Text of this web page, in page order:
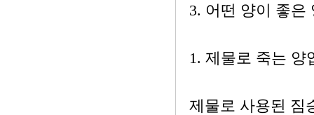
3. 어떤 양이 좋은
1. 제물로 죽는 양
제물로 사용된 짐